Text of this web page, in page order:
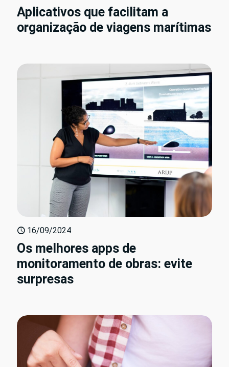
Aplicativos que facilitam a
organização de viagens marítimas
16/09/2024
Os melhores apps de
monitoramento de obras: evite
surpresas